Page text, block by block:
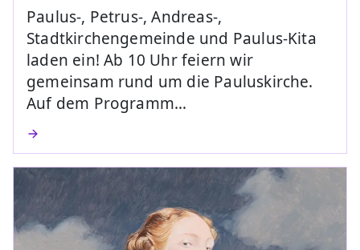
Paulus-, Petrus-, Andreas-,
Stadtkirchengemeinde und Paulus-Kita
laden ein! Ab 10 Uhr feiern wir
gemeinsam rund um die Pauluskirche.
Auf dem Programm…